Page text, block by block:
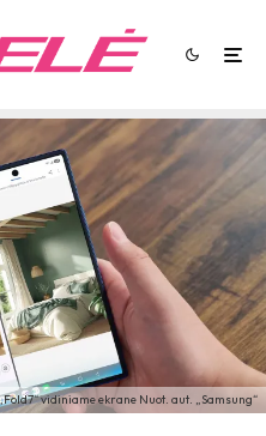
vidiniame ekrane Nuot. aut. „Samsung“